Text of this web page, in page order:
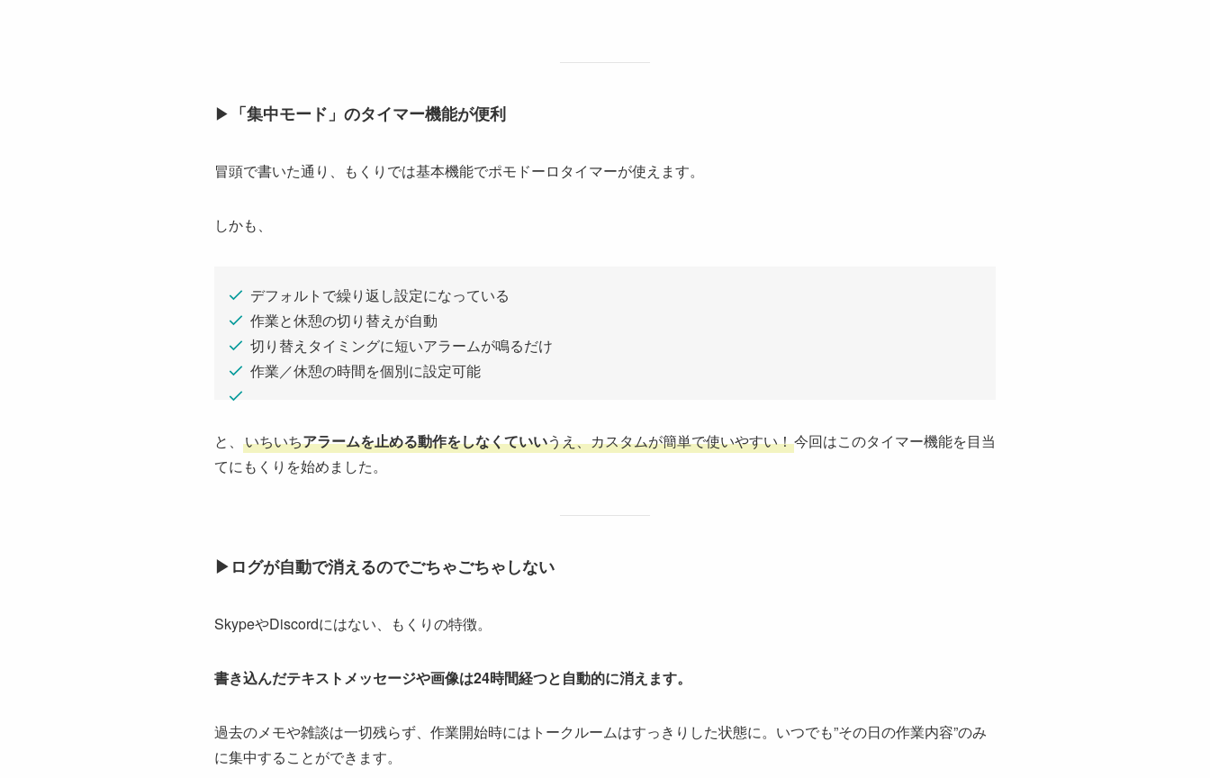
▶︎ 「集中モード」のタイマー機能が便利
冒頭で書いた通り、もくりでは基本機能でポモドーロタイマーが使えます。
しかも、
デフォルトで繰り返し設定になっている
作業と休憩の切り替えが自動
切り替えタイミングに短いアラームが鳴るだけ
作業／休憩の時間を個別に設定可能
と、 いちいちアラームを止める動作をしなくていいうえ、カスタムが簡単で使いやすい！今回はこのタイマー機能を目当
てにもくりを始めました。
▶︎ログが自動で消えるのでごちゃごちゃしない
SkypeやDiscordにはない、もくりの特徴。
書き込んだテキストメッセージや画像は24時間経つと自動的に消えます。
過去のメモや雑談は一切残らず、作業開始時にはトークルームはすっきりした状態に。いつでも”その日の作業内容”のみ
に集中することができます。